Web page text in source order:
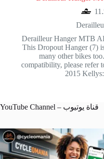
Derailleur Hanger MTB
This Dropout Hanger (7)
many other bikes
compatibility, please refer
2015
YouTube Channel – قناة يوتيوب